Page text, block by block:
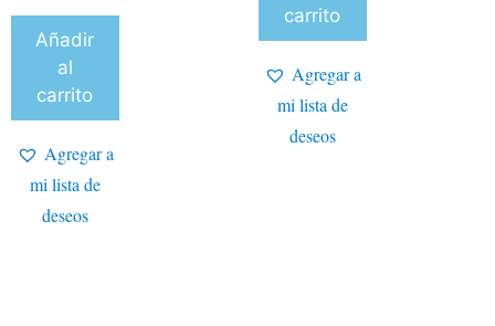
Añadir
al
carrito
Agregar a
mi lista de
deseos
carrito
Agregar a
mi lista de
deseos